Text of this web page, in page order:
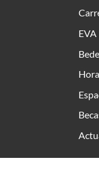
EVA